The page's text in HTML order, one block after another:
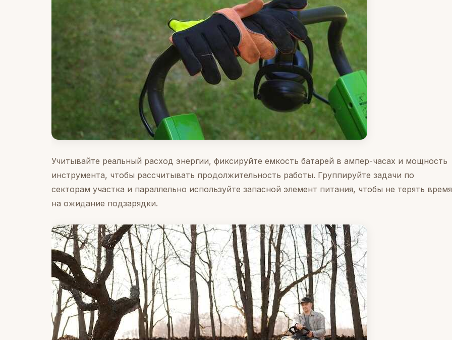
Учитывайте реальный расход энергии, фиксируйте емкость батарей в ампер-часах и мощность
инструмента, чтобы рассчитывать продолжительность работы. Группируйте задачи по
секторам участка и параллельно используйте запасной элемент питания, чтобы не терять время
на ожидание подзарядки.